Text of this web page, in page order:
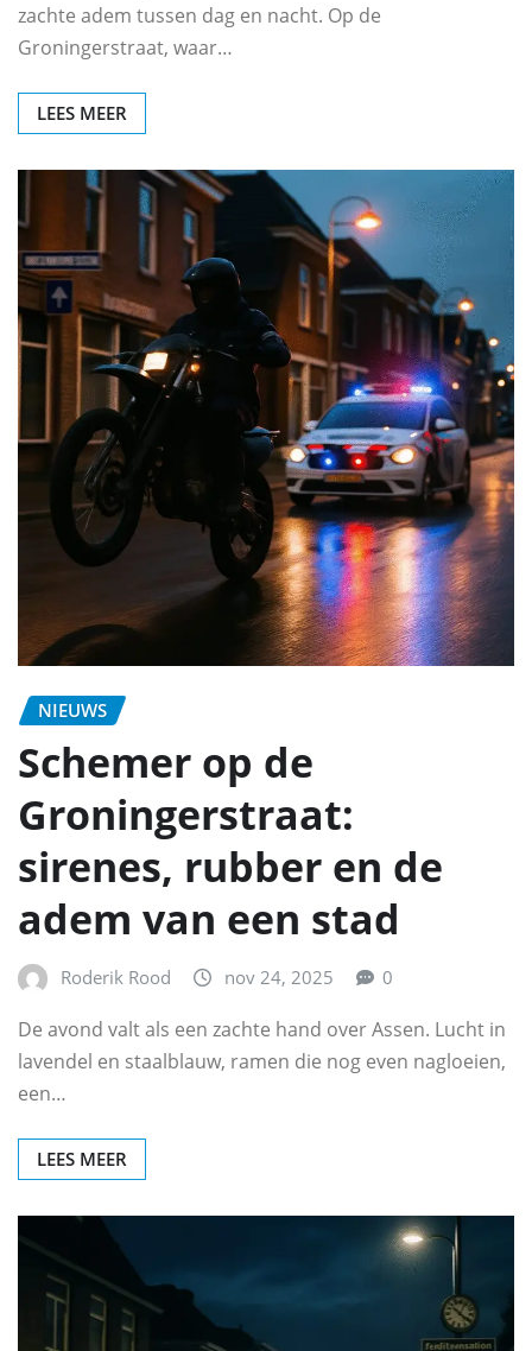
zachte adem tussen dag en nacht. Op de
Groningerstraat, waar…
LEES MEER
NIEUWS
Schemer op de
Groningerstraat:
sirenes, rubber en de
adem van een stad
Roderik Rood nov 24, 2025 0
De avond valt als een zachte hand over Assen. Lucht in
lavendel en staalblauw, ramen die nog even nagloeien,
een…
LEES MEER